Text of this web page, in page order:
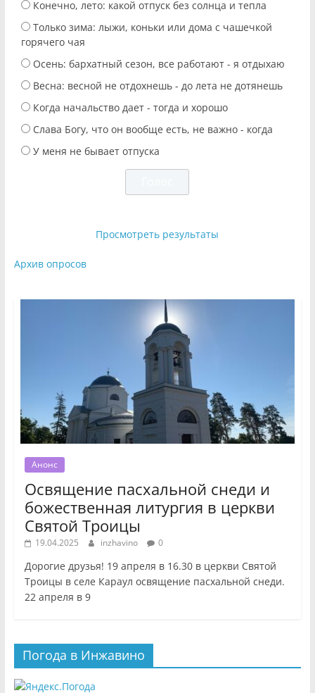
Конечно, лето: какой отпуск без солнца и тепла
Только зима: лыжи, коньки или дома с чашечкой
горячего чая
Осень: бархатный сезон, все работают - я отдыхаю
Весна: весной не отдохнешь - до лета не дотянешь
Когда начальство дает - тогда и хорошо
Слава Богу, что он вообще есть, не важно - когда
У меня не бывает отпуска
Просмотреть результаты
Архив опросов
Анонс
Освящение пасхальной снеди и
божественная литургия в церкви
Святой Троицы
19.04.2025 inzhavino 0
Дорогие друзья! 19 апреля в 16.30 в церкви Святой
Троицы в селе Караул освящение пасхальной снеди.
22 апреля в 9
Погода в Инжавино